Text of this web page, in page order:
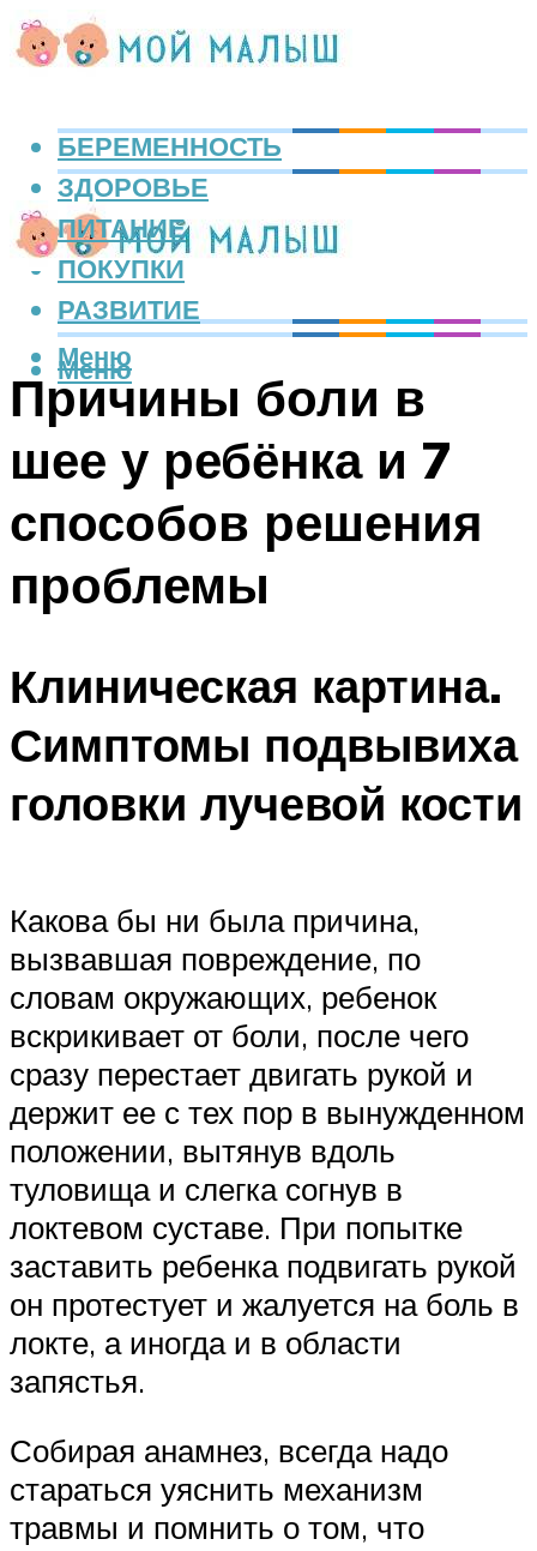
БЕРЕМЕННОСТЬ
ЗДОРОВЬЕ
ПИТАНИЕ
ПОКУПКИ
РАЗВИТИЕ
Меню
Меню
Причины боли в
шее у ребёнка и 7
способов решения
проблемы
Клиническая картина.
Симптомы подвывиха
головки лучевой кости
Какова бы ни была причина,
вызвавшая по­вреждение, по
словам окружающих, ребенок
вскрикивает от боли, после чего
сразу перестает двигать рукой и
держит ее с тех пор в вынужденном
положении, вытянув вдоль
туловища и слегка согнув в
локтевом суставе. При попытке
заста­вить ребенка подвигать рукой
он протестует и жалуется на боль в
локте, а иногда и в области
запястья.
Собирая анамнез, всегда надо
стараться уяснить механизм
травмы и помнить о том, что